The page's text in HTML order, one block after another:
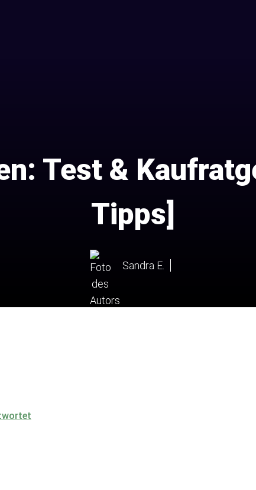
Test &
Tipps]
Sandra E.